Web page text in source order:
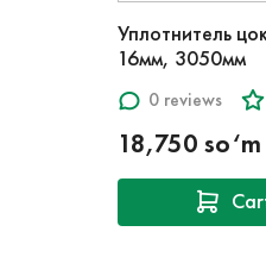
Уплотнитель
16мм, 3050мм
0 reviews
18,750 so‘m